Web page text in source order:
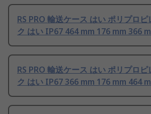
RS PRO 輸送ケース はい ポリプロ
ク はい IP67 464 mm 176 mm 366
RS PRO 輸送ケース はい ポリプロ
ク はい IP67 366 mm 176 mm 464